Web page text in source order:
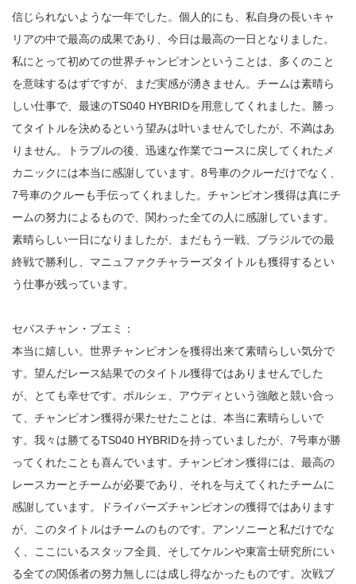
信じられないような一年でした。個人的にも、私自身の長いキャ
リアの中で最高の成果であり、今日は最高の一日となりました。
私にとって初めての世界チャンピオンということは、多くのこと
を意味するはずですが、まだ実感が湧きません。チームは素晴ら
しい仕事で、最速のTS040 HYBRIDを用意してくれました。勝っ
てタイトルを決めるという望みは叶いませんでしたが、不満はあ
りません。トラブルの後、迅速な作業でコースに戻してくれたメ
カニックには本当に感謝しています。8号車のクルーだけでなく、
7号車のクルーも手伝ってくれました。チャンピオン獲得は真にチ
ームの努力によるもので、関わった全ての人に感謝しています。
素晴らしい一日になりましたが、まだもう一戦、ブラジルでの最
終戦で勝利し、マニュファクチャラーズタイトルも獲得するとい
う仕事が残っています。
セバスチャン・ブエミ：
本当に嬉しい。世界チャンピオンを獲得出来て素晴らしい気分で
す。望んだレース結果でのタイトル獲得ではありませんでした
が、とても幸せです。ポルシェ、アウディという強敵と競い合っ
て、チャンピオン獲得が果たせたことは、本当に素晴らしいで
す。我々は勝てるTS040 HYBRIDを持っていましたが、7号車が勝
ってくれたことも喜んでいます。チャンピオン獲得には、最高の
レースカーとチームが必要であり、それを与えてくれたチームに
感謝しています。ドライバーズチャンピオンの獲得ではあります
が、このタイトルはチームのものです。アンソニーと私だけでな
く、ここにいるスタッフ全員、そしてケルンや東富士研究所にい
る全ての関係者の努力無しには成し得なかったものです。次戦ブ